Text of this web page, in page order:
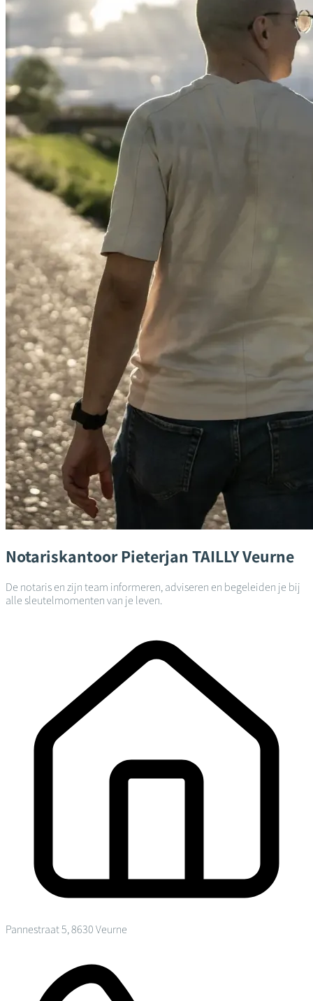
Notariskantoor Pieterjan TAILLYVeurne
De notaris en zijn team informeren, adviseren en begeleiden je bij
alle sleutelmomenten van je leven.
Pannestraat 5, 8630 Veurne